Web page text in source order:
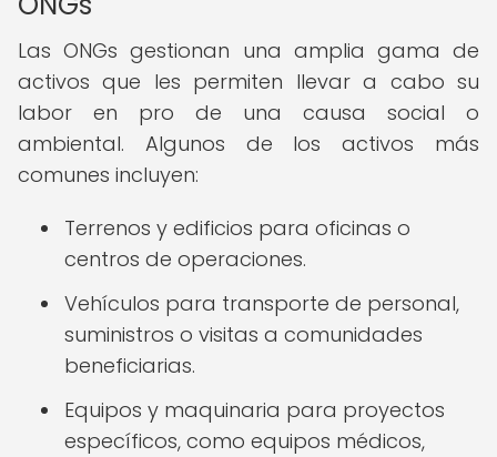
Las ONGs gestionan una amplia gama de
activos que les permiten llevar a cabo su
labor en pro de una causa social o
ambiental. Algunos de los activos más
comunes incluyen:
Terrenos y edificios para oficinas o
centros de operaciones.
Vehículos para transporte de personal,
suministros o visitas a comunidades
beneficiarias.
Equipos y maquinaria para proyectos
específicos, como equipos médicos,